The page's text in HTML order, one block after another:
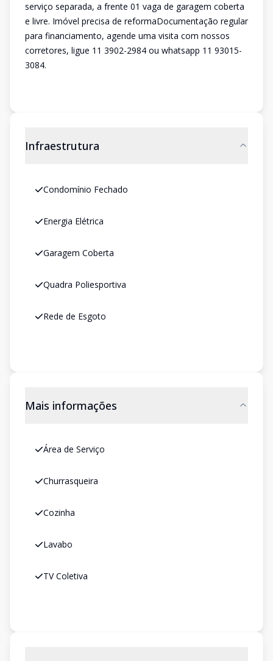
serviço separada, a frente 01 vaga de garagem coberta
e livre. Imóvel precisa de reformaDocumentação regular
para financiamento, agende uma visita com nossos
corretores, ligue 11 3902-2984 ou whatsapp 11 93015-
3084.
Infraestrutura
Condomínio Fechado
Energia Elétrica
Garagem Coberta
Quadra Poliesportiva
Rede de Esgoto
Mais informações
Área de Serviço
Churrasqueira
Cozinha
Lavabo
TV Coletiva